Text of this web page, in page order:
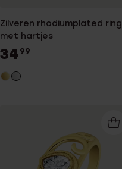
Zilveren rhodiumplated ring
met hartjes
34 99